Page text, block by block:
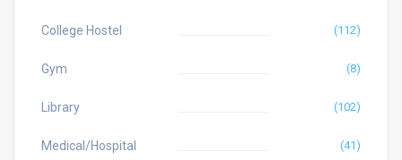
College Hostel (112)
Gym (8)
Library (102)
Medical/Hospital (41)